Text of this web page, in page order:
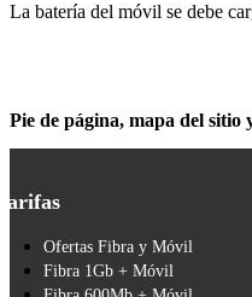
La batería del móvil se debe
Pie de página, mapa del sitio
Ofertas Fibra y Móvil
Fibra 1Gb + Móvil